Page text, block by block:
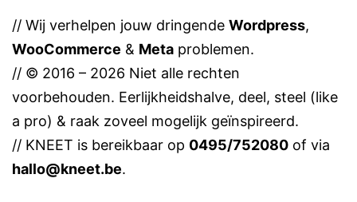
// Wij verhelpen jouw dringende Wordpress,
WooCommerce & Meta problemen.
// © 2016 – 2026 Niet alle rechten
voorbehouden. Eerlijkheidshalve, deel, steel (like
a pro) & raak zoveel mogelijk geïnspireerd.
// KNEET is bereikbaar op 0495/752080 of via
hallo@kneet.be.